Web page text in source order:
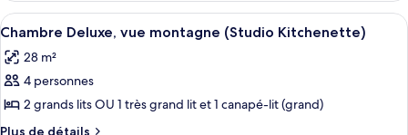
Bedroom
Suite
type
de
One
Bedroom
Afficher
toutes
les
photos
pour
ce
Une chambre d’hôtel avec deux lits,
13
Chambre Deluxe, vue montagne (Studio Kitchenette)
28 m²
4 personnes
2 grands lits OU 1 très grand lit et 1 canapé-lit (grand)
Plus de détails
Plus